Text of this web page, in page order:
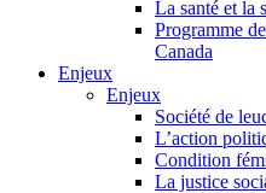
La santé et la
Programme
Canada
Enjeux
Enjeux
Société de
L’action
Condition
La justice